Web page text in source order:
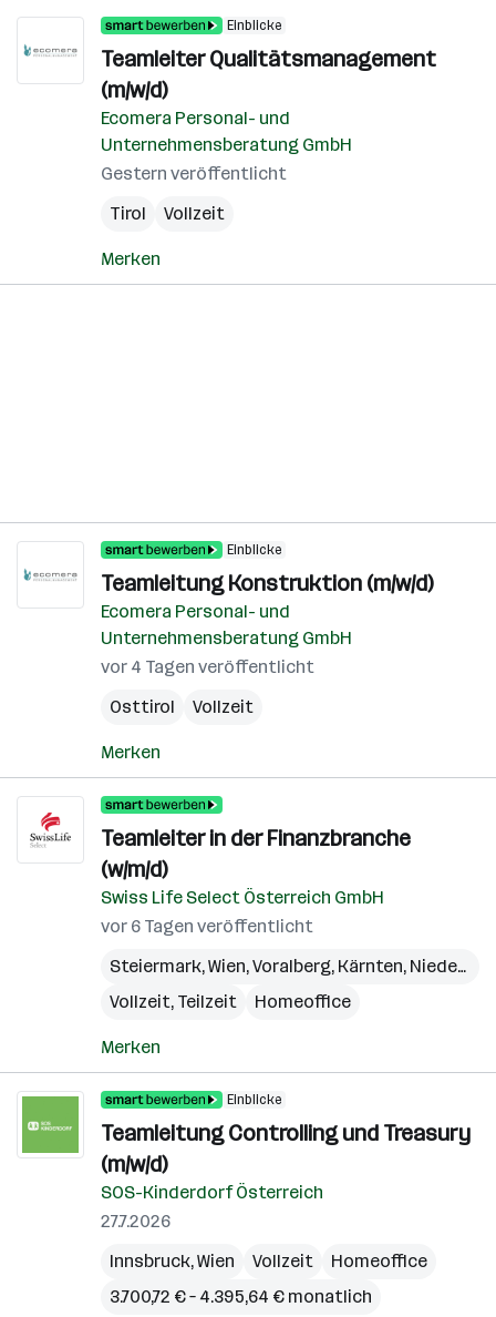
Einblicke
Teamleiter Qualitätsmanagement
(m/w/d)
Ecomera Personal- und
Unternehmensberatung GmbH
Gestern veröffentlicht
Tirol
Vollzeit
Merken
Einblicke
Teamleitung Konstruktion (m/w/d)
Ecomera Personal- und
Unternehmensberatung GmbH
vor 4 Tagen veröffentlicht
Osttirol
Vollzeit
Merken
Teamleiter in der Finanzbranche
(w/m/d)
Swiss Life Select Österreich GmbH
vor 6 Tagen veröffentlicht
Steiermark,Wien,Voralberg, Kärnten, Niederösterreich
Vollzeit, Teilzeit
Homeoffice
Merken
Einblicke
Teamleitung Controlling und Treasury
(m/w/d)
SOS-Kinderdorf Österreich
27.7.2026
Innsbruck,Wien Vollzeit
Homeoffice
3.700,72 € – 4.395,64 € monatlich